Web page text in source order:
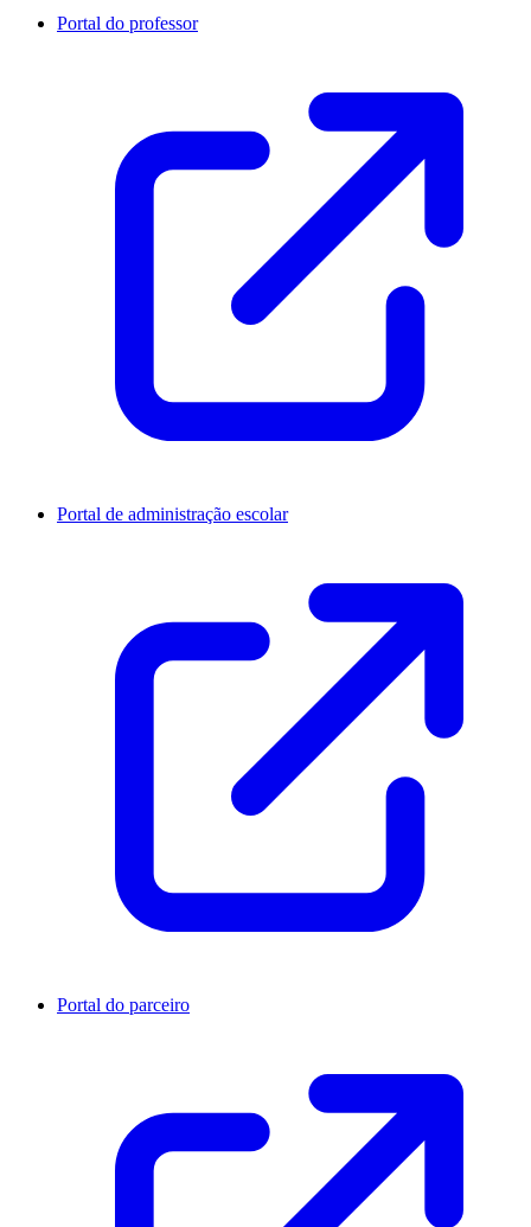
Portal do professor
Portal de administração escolar
Portal do parceiro